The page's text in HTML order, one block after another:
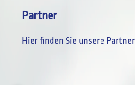
Partner
Hier finden Sie unsere Partner